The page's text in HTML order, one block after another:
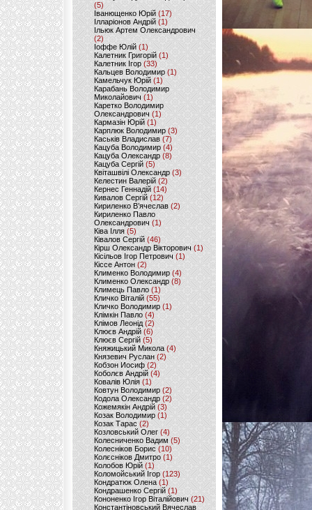
(5)
Іванющенко Юрій (17)
Ілларіонов Андрій (1)
Ільюк Артем Олександрович
(2)
Іоффе Юлій (1)
Калетник Григорій(1)
Калетник Ігор (33)
Кальцев Володимир(1)
Камельчук Юрій (1)
Карабань Володимир
Миколайович (1)
Каретко Володимир
Олександрович (1)
Кармазін Юрій(1)
Карплюк Володимир(3)
Каськів Владислав (7)
Кацуба Володимир (4)
Кацуба Олександр (8)
Кацуба Сергій (5)
Квіташвілі Олександр(3)
Келестин Валерій(2)
Кернес Геннадій (14)
Кивалов Сергій (12)
Кириленко В’ячеслав (2)
Кириленко Павло
Олександрович (1)
Ківа Ілля (5)
Ківалов Сергій(46)
Кірш Олександр Вікторович (1)
Кісільов Ігор Петрович (1)
Кіссе Антон (2)
Клименко Володимир(4)
Клименко Олександр (8)
Климець Павло (1)
Кличко Віталій(55)
Кличко Володимир (1)
Клімкін Павло (4)
Клімов Леонід(2)
Клюєв Андрій(6)
Клюєв Сергій (5)
Княжицький Микола(4)
Князевич Руслан (2)
Кобзон Иосиф(2)
Коболєв Андрій (4)
Ковалів Юлія(1)
Ковтун Володимир (2)
Кодола Олександр (2)
Кожемякін Андрій (3)
Козак Володимир (1)
Козак Тарас (2)
Козловський Олег(4)
Колесниченко Вадим (5)
Колесніков Борис (10)
Колєсніков Дмитро (1)
Колобов Юрій (1)
Коломойський Ігор (123)
Кондратюк Олена(1)
Кондрашенко Сергій (1)
Кононенко Ігор Віталійович (21)
Константіновський Вячеслав